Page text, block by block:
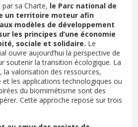
sa Charte, le Parc national de
un territoire moteur afin
modèles de développement
les principes d’une économie
sociale et solidaire. Le
ouvre aujourd’hui la perspective de
soutenir la transition écologique. La
valorisation des ressources,
et les applications technologiques ou
du biomimétisme sont des
Cette approche repose sur trois